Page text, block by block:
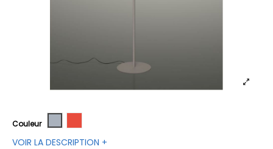
Couleur
VOIR LA DESCRIPTION +